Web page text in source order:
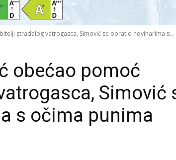
stradalog vatrogasca, Simović se obratio novinarima s...
obećao pomoć
Simović
s očima punima